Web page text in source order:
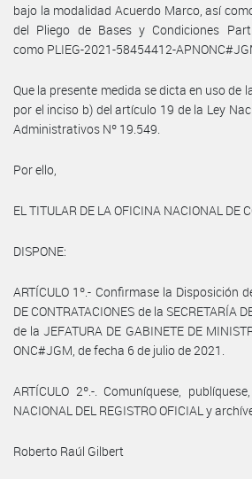
bajo la modalidad Acuerdo Marco, así
del Pliego de Bases y Condiciones
como PLIEG-2021-58454412-
Que la presente medida se dicta en uso de
por el inciso b) del artículo 19 de la Ley
Administrativos Nº 19.549.
Por ello,
EL TITULAR DE LA OFICINA NACIONAL DE
DISPONE:
ARTÍCULO 1º.- Confirmase la Disposición
DE CONTRATACIONES de la SECRETARÍA
de la JEFATURA DE GABINETE DE
ONC#JGM, de fecha 6 de julio de 2021.
ARTÍCULO 2º.-. Comuníquese,
NACIONAL DEL REGISTRO OFICIAL y
Roberto Raúl Gilbert